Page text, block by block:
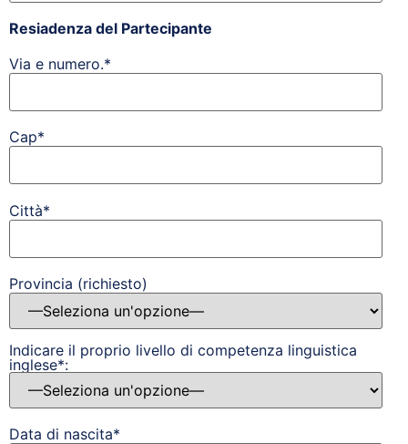
Resiadenza del Partecipante
Via e numero.*
Cap*
Città*
Provincia (richiesto)
Indicare il proprio livello di competenza linguistica
inglese*:
Data di nascita*